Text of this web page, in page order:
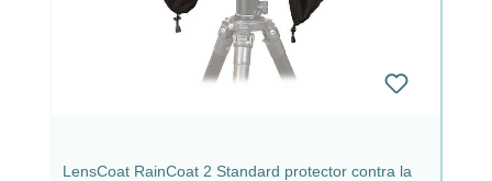
LensCoat RainCoat 2 Standard protector contra la